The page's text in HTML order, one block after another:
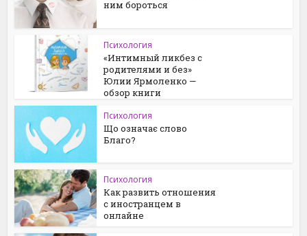
ним бороться
Психология
«Интимный ликбез с
родителями и без»
Юлии Ярмоленко —
обзор книги
Психология
Що означає слово
Благо?
Психология
Как развить отношения
с иностранцем в
онлайне